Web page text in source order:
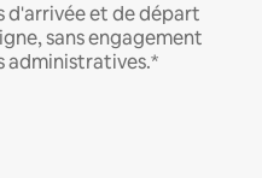
d'arrivée et de départ
sans engagement
administratives.*